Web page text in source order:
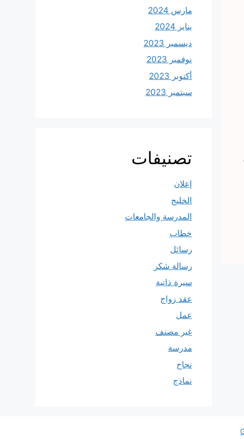
مارس 2024
يناير 2024
ديسمبر 2023
نوفمبر 2023
أكتوبر 2023
سبتمبر 2023
تصنيفات
إعلان
الخليج
المدرسة والجامعات
خطاب
رسائل
رسالة شكر
سيرة ذاتية
عقد زواج
عمل
غير مصنف
مدرسة
نجاح
نماذج